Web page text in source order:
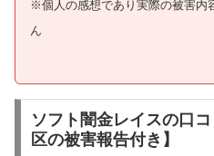
※個人の感想であり実際の被害内
ん
ソフト闇金レイスの口
区の被害報告付き】